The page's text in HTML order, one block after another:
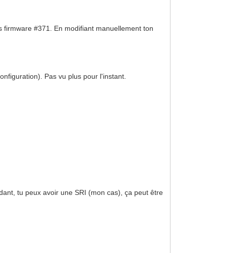
#371. En modifiant manuellement ton
Pas vu plus pour l'instant.
tu peux avoir une SRI (mon cas), ça peut être